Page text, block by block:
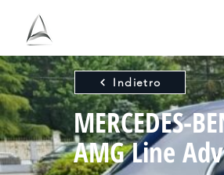
Indietro
MERCEDES-
AMG Line